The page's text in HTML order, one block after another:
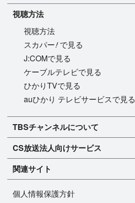
視聴方法
視聴方法
スカパー!で見る
J:COMで見る
ケーブルテレビで見る
ひかりTVで見る
auひかり テレビサービスで見る
TBSチャンネル1
TBSチャンネル2
マンスリーガイド［PDF］
TBSチャンネルについて
TBSチャンネルについて
FAQ・よくあるご質問
インフォメーション
プレゼント
CS放送法人向けサービス
法人向けサービスについて
TBSチャンネル1
TBSチャンネル2
今月放送
ドラマ
バラエティ
音楽
関連サイト
BS-TBS
個人情報保護方針